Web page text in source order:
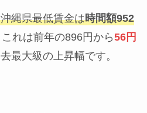
縄県最低賃金は時間額952
れは前年の896円から56円
最大級の上昇幅です。